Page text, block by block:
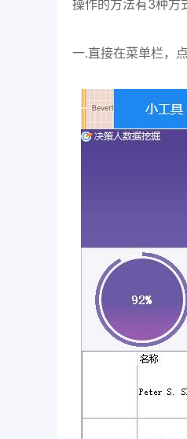
操作的方法有3种方
一.直接在菜单栏，